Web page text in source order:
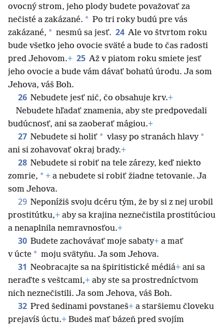
ovocný strom, jeho plody budete považovať za
nečisté a zakázané. * Po tri roky budú pre vás
zakázané, * nesmú sa jesť. 24 Ale vo štvrtom roku
bude všetko jeho ovocie sväté a bude to čas radosti
pred Jehovom.+ 25 Až v piatom roku smiete jesť
jeho ovocie a bude vám dávať bohatú úrodu. Ja som
Jehova, váš Boh.
26 Nebudete jesť nič, čo obsahuje krv.+
Nebudete hľadať znamenia, aby ste predpovedali
budúcnosť, ani sa zaoberať mágiou.+
27 Nebudete si holiť * vlasy po stranách hlavy *
ani si zohavovať okraj brady.+
28 Nebudete si robiť na tele zárezy, keď niekto
zomrie, * + a nebudete si robiť žiadne tetovanie. Ja
som Jehova.
29 Neponížiš svoju dcéru tým, že by si z nej urobil
prostitútku,+ aby sa krajina neznečistila prostitúciou
a nenaplnila nemravnosťou.+
30 Budete zachovávať moje sabaty+ a mať
v úcte * moju svätyňu. Ja som Jehova.
31 Neobracajte sa na špiritistické médiá+ ani sa
neraďte s veštcami,+ aby ste sa prostredníctvom
nich neznečistili. Ja som Jehova, váš Boh.
32 Pred šedinami povstaneš+ a staršiemu človeku
prejavíš úctu.+ Budeš mať bázeň pred svojím